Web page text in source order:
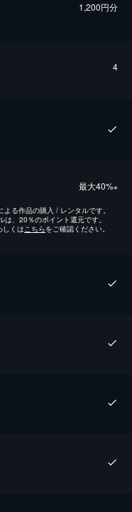
1,200円分
4
最⼤40%※
る作品の購入 / レンタルです。
、20％のポイント還元です。
しくはこちらをご確認ください。